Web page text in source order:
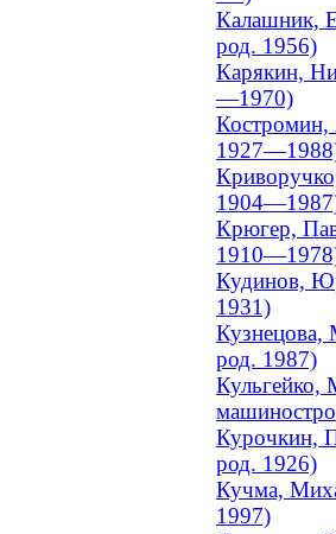
Калашник,
род. 1956)
Карякин,
—1970)
Костромин,
Крюгер,
Кудинов,
1931)
Кузнецова,
род. 1987)
Кульгейко,
Курочкин,
род. 1926)
Кучма,
1997)